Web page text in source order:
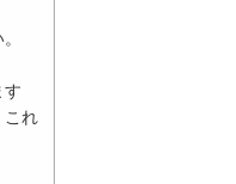
す
これ